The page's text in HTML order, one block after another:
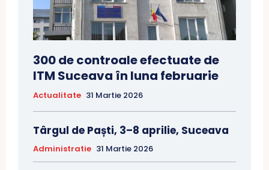
300 de controale efectuate de
ITM Suceava în luna februarie
Actualitate 31 Martie 2026
Târgul de Paști, 3–8 aprilie, Suceava
Administratie 31 Martie 2026